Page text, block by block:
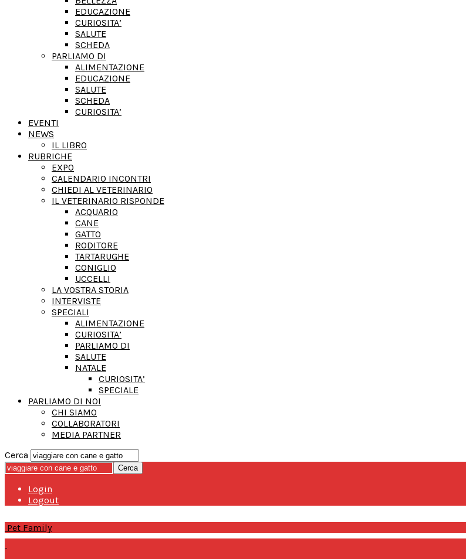
EDUCAZIONE
CURIOSITA’
SALUTE
SCHEDA
PARLIAMO DI
ALIMENTAZIONE
EDUCAZIONE
SALUTE
SCHEDA
CURIOSITA’
EVENTI
NEWS
IL LIBRO
RUBRICHE
EXPO
CALENDARIO INCONTRI
CHIEDI AL VETERINARIO
IL VETERINARIO RISPONDE
ACQUARIO
CANE
GATTO
RODITORE
TARTARUGHE
CONIGLIO
UCCELLI
LA VOSTRA STORIA
INTERVISTE
SPECIALI
ALIMENTAZIONE
CURIOSITA’
PARLIAMO DI
SALUTE
NATALE
CURIOSITA’
SPECIALE
PARLIAMO DI NOI
CHI SIAMO
COLLABORATORI
MEDIA PARTNER
Cerca
Login
Logout
Pet Family